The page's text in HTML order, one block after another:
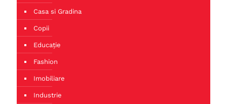
Casa si Gradina
Copii
Educație
Fashion
Imobiliare
Industrie